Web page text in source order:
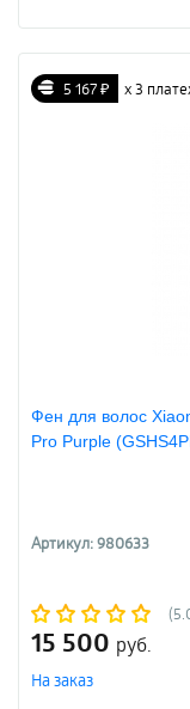
5 167 ₽ х 3
Фен для волос
Pro Purple
Артикул: 980633
15 500 руб.
На заказ